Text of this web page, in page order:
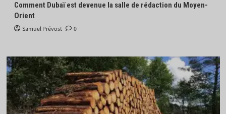
Comment Dubaï est devenue la salle de rédaction du Moyen-
Orient
Samuel Prévost 0